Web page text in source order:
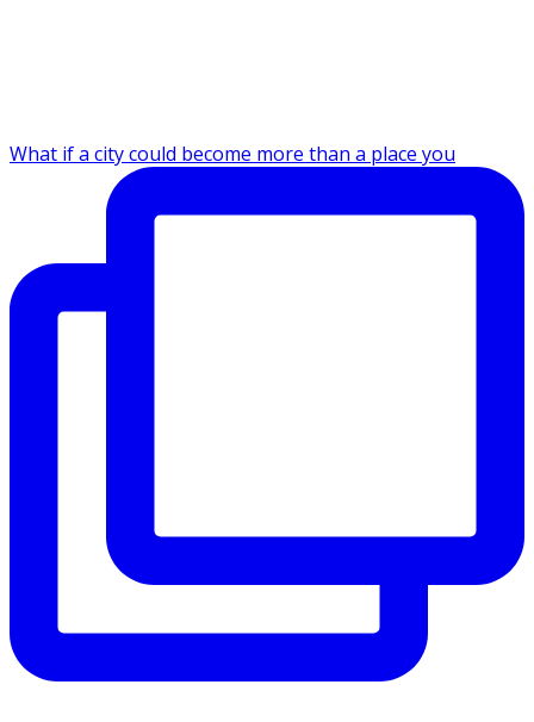
What if a city could become more than a place you